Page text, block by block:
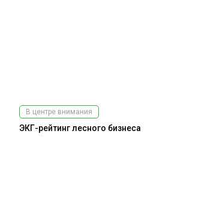
В центре внимания
ЭКГ-рейтинг лесного бизнеса